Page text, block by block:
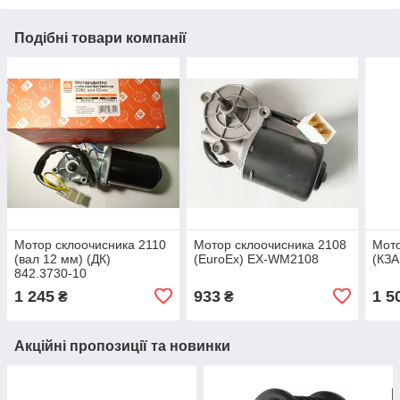
Подібні товари компанії
Мотор склоочисника 2110
(вал 12 мм) (ДК)
842.3730-10
1 245 ₴
Мотор склоочисника 2108
(EuroEx) EX-WM2108
933₴ 1
Акційні пропозиції та новинки